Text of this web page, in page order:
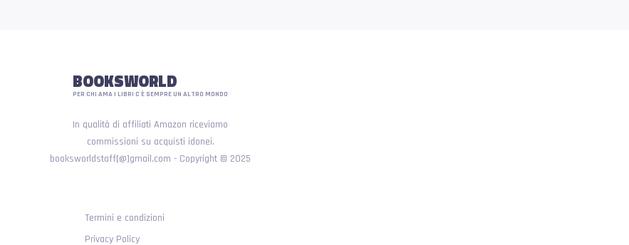
BOOKSWORLD
PER CHI AMA I LIBRI C'È SEMPRE UN ALTRO MONDO
In qualità di affiliati Amazon riceviamo
commissioni su acquisti idonei.
booksworldstaff[@]gmail.com - Copyright © 2025
Termini e condizioni
Privacy Policy